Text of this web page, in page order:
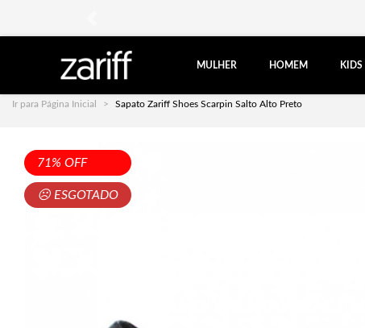
MULHER HOMEM KIDS
Ir para Página Inicial Sapato Zariff Shoes Scarpin Salto Alto Preto
71% OFF
☹ ESGOTADO